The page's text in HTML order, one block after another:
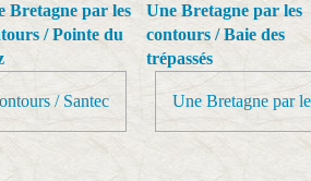
Bretagne par les
/ Pointe du
Une Bretagne par les
contours / Baie des
trépassés
/ Santec Une Bretagne par